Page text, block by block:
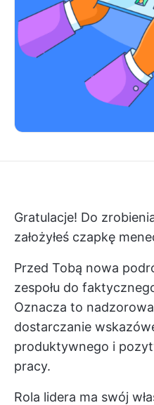
Gratulacje! Do
założyłeś czapkę
Przed Tobą nowa
zespołu do
Oznacza to
dostarczanie
produktywnego i
pracy.
Rola lidera ma swój